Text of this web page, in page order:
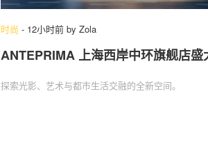
时尚 - 12小时前 by Zola
ANTEPRIMA 上海西岸中环旗舰店盛
探索光影、艺术与都市生活交融的全新空间。